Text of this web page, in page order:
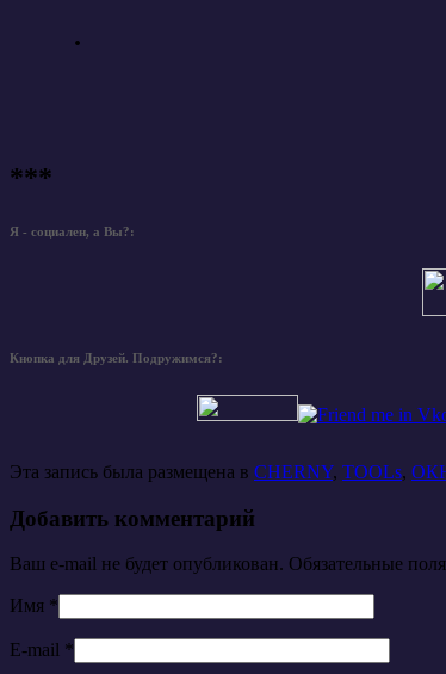
.
***
Я - социален, а Вы?:
Кнопка для Друзей. Подружимся?:
Эта запись была размещена в CHERNY, TOOLs,
Добавить комментарий
Ваш e-mail не будет опубликован. Обязательные
Имя *
E-mail *